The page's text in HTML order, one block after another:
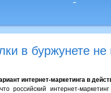
Существует
в буржунете
интернет-маркетинга в
российский интернет-